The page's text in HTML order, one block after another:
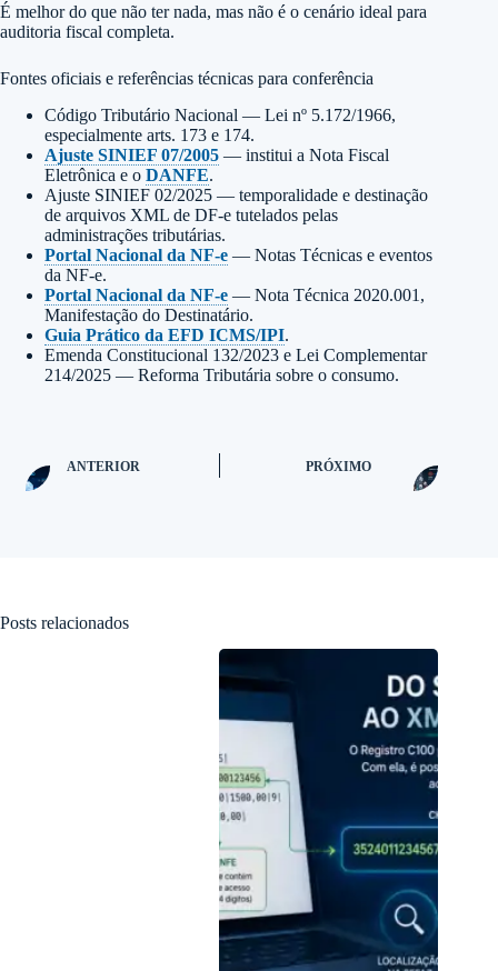
É melhor do que não ter nada, mas não é o cenário ideal para
auditoria fiscal completa.
Fontes oficiais e referências técnicas para conferência
Código Tributário Nacional — Lei nº 5.172/1966,
especialmente arts. 173 e 174.
Ajuste SINIEF 07/2005 — institui a Nota Fiscal
Eletrônica e o DANFE.
Ajuste SINIEF 02/2025 — temporalidade e destinação
de arquivos XML de DF-e tutelados pelas
administrações tributárias.
Portal Nacional da NF-e — Notas Técnicas e eventos
da NF-e.
Portal Nacional da NF-e — Nota Técnica 2020.001,
Manifestação do Destinatário.
Guia Prático da EFD ICMS/IPI.
Emenda Constitucional 132/2023 e Lei Complementar
214/2025 — Reforma Tributária sobre o consumo.
ANTERIOR PRÓXIMO
Posts relacionados